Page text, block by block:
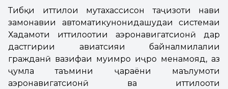
Тибқи иттилои мутахассисон таҷҳизоти нави
замонавии автоматикунонидашудаи системаи
Хадамоти иттилоотии аэронавигатсионӣ дар
дастгирии авиатсияи байналмилалии
гражданӣ вазифаи муҳимро иҷро менамояд, аз
ҷумла таъмини ҷараёни маълумоти
аэронавигатсионӣ ва иттилооти